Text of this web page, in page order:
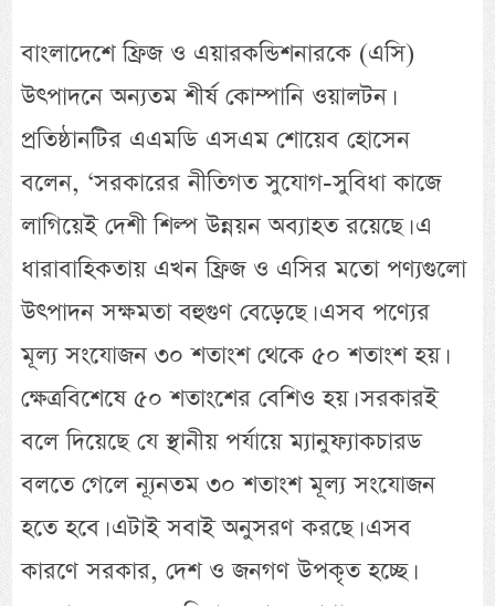
বাংলাদেশে ফ্রিজ ও এয়ারকন্ডিশনারকে (এসি)
উৎপাদনে অন্যতম শীর্ষ কোম্পানি ওয়ালটন।
প্রতিষ্ঠানটির এএমডি এসএম শোয়েব হোসেন
বলেন, ‘সরকারের নীতিগত সুযোগ-সুবিধা কাজে
লাগিয়েই দেশী শিল্প উন্নয়ন অব্যাহত রয়েছে। এ
ধারাবাহিকতায় এখন ফ্রিজ ও এসির মতো পণ্যগুলো
উৎপাদন সক্ষমতা বহুগুণ বেড়েছে। এসব পণ্যের
মূল্য সংযোজন ৩০ শতাংশ থেকে ৫০ শতাংশ হয়।
ক্ষেত্রবিশেষে ৫০ শতাংশের বেশিও হয়। সরকারই
বলে দিয়েছে যে স্থানীয় পর্যায়ে ম্যানুফ্যাকচারড
বলতে গেলে ন্যূনতম ৩০ শতাংশ মূল্য সংযোজন
হতে হবে। এটাই সবাই অনুসরণ করছে। এসব
কারণে সরকার, দেশ ও জনগণ উপকৃত হচ্ছে।